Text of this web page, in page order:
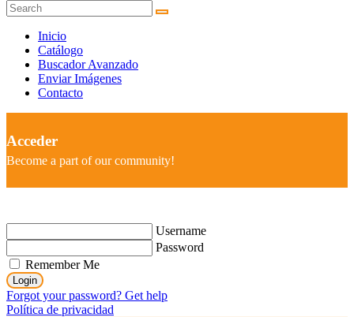
Inicio
Catálogo
Buscador Avanzado
Enviar Imágenes
Contacto
Acceder
Become a part of our community!
Username
Password
Remember Me
Login
Forgot your password? Get help
Política de privacidad